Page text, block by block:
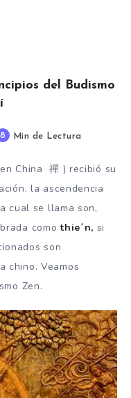
del Budismo
8 Min de Lectura
China 禪 ) recibió su
la ascendencia
cual se llama son,
como thie´n, si
son
chino. Veamos
Zen.